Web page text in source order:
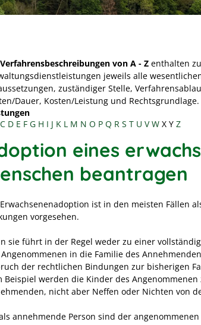
von A - Z enthalten
jeweils alle
zuständiger Stelle,
Dauer, Kosten/Leistung und Rechtsgrundlage.
C D E F G H I J K L M N O P Q R S T U V W X Y Z
eines
beantragen
ist in den meisten Fällen
vorgesehen.
sie führt in der Regel weder zu einer
in die Familie des
der rechtlichen Bindungen zur bisherigen
Beispiel werden die Kinder des Angenommenen
nicht aber Neffen oder Nichten von
annehmende Person sind der